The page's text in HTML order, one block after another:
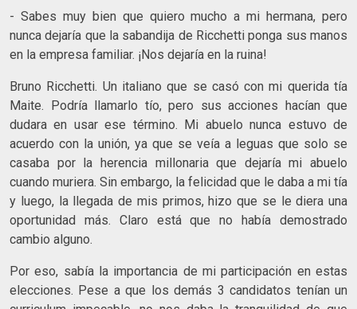
- Sabes muy bien que quiero mucho a mi hermana, pero
nunca dejaría que la sabandija de Ricchetti ponga sus manos
en la empresa familiar. ¡Nos dejaría en la ruina!
Bruno Ricchetti. Un italiano que se casó con mi querida tía
Maite. Podría llamarlo tío, pero sus acciones hacían que
dudara en usar ese término. Mi abuelo nunca estuvo de
acuerdo con la unión, ya que se veía a leguas que solo se
casaba por la herencia millonaria que dejaría mi abuelo
cuando muriera. Sin embargo, la felicidad que le daba a mi tía
y luego, la llegada de mis primos, hizo que se le diera una
oportunidad más. Claro está que no había demostrado
cambio alguno.
Por eso, sabía la importancia de mi participación en estas
elecciones. Pese a que los demás 3 candidatos tenían un